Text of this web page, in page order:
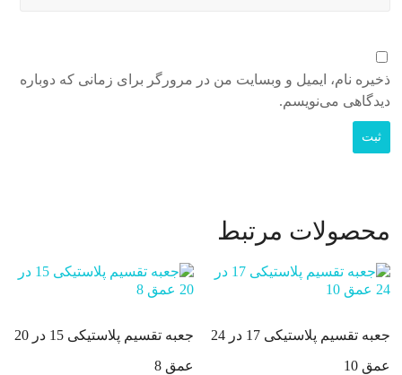
ذخیره نام، ایمیل و وبسایت من در مرورگر برای زمانی که دوباره
دیدگاهی می‌نویسم.
محصولات مرتبط
جعبه تقسیم پلاستیکی 17 در 24
عمق 10
جعبه تقسیم پلاستیکی 15 در 20
عمق 8